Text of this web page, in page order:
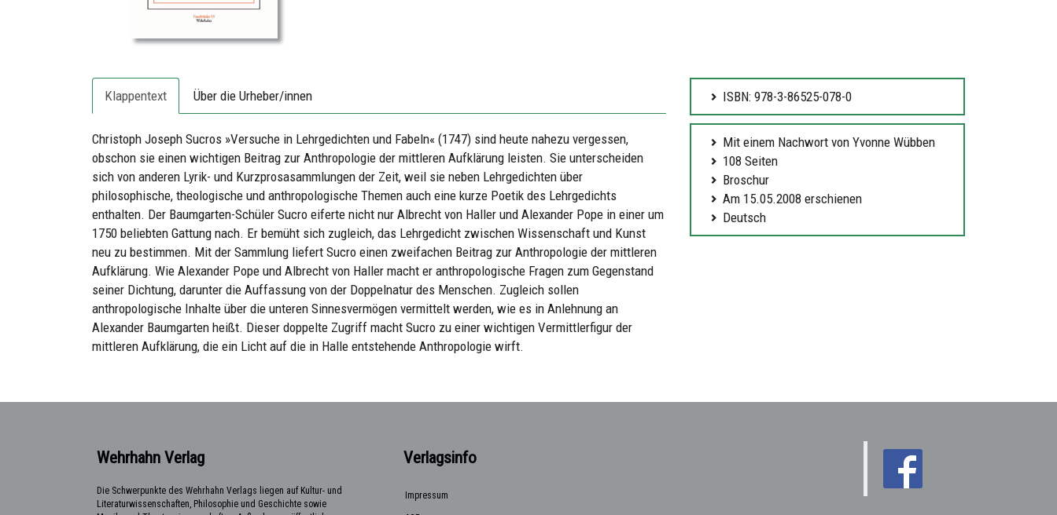
Klappentext Über die Urheber/innen
Christoph Joseph Sucros »Versuche in Lehrgedichten und Fabeln« (1747) sind heute nahezu vergessen,
obschon sie einen wichtigen Beitrag zur Anthropologie der mittleren Aufklärung leisten. Sie unterscheiden
sich von anderen Lyrik- und Kurzprosasammlungen der Zeit, weil sie neben Lehrgedichten über
philosophische, theologische und anthropologische Themen auch eine kurze Poetik des Lehrgedichts
enthalten. Der Baumgarten-Schüler Sucro eiferte nicht nur Albrecht von Haller und Alexander Pope in einer um
1750 beliebten Gattung nach. Er bemüht sich zugleich, das Lehrgedicht zwischen Wissenschaft und Kunst
neu zu bestimmen. Mit der Sammlung liefert Sucro einen zweifachen Beitrag zur Anthropologie der mittleren
Aufklärung. Wie Alexander Pope und Albrecht von Haller macht er anthropologische Fragen zum Gegenstand
seiner Dichtung, darunter die Auffassung von der Doppelnatur des Menschen. Zugleich sollen
anthropologische Inhalte über die unteren Sinnesvermögen vermittelt werden, wie es in Anlehnung an
Alexander Baumgarten heißt. Dieser doppelte Zugriff macht Sucro zu einer wichtigen Vermittlerfigur der
mittleren Aufklärung, die ein Licht auf die in Halle entstehende Anthropologie wirft.
ISBN: 978-3-86525-078-0
Mit einem Nachwort von Yvonne Wübben
108 Seiten
Broschur
Am 15.05.2008 erschienen
Deutsch
Wehrhahn Verlag
Die Schwerpunkte des Wehrhahn Verlags liegen auf Kultur- und
Literaturwissenschaften, Philosophie und Geschichte sowie
Verlagsinfo
Impressum